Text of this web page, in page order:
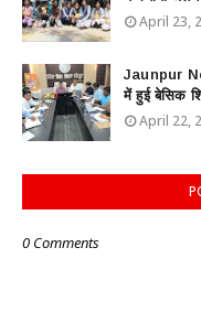
April 23,
Jaunpur
में हुई बेसिक
April 22,
0 Comments